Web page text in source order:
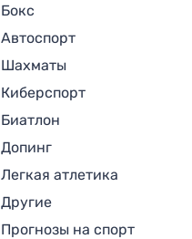
Бокс
Автоспорт
Шахматы
Киберспорт
Биатлон
Допинг
Легкая атлетика
Другие
Прогнозы на спорт